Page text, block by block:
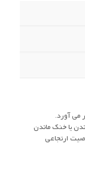
می آورد.
یا خنک ماندن
ارتجاعی